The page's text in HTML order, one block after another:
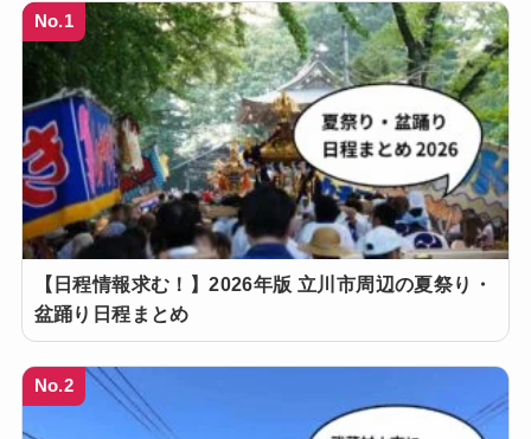
No.1
【日程情報求む！】2026年版 立川市周辺の夏祭り・
盆踊り日程まとめ
No.2